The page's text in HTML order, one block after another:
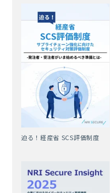
迫る！経産省 SCS評価制度